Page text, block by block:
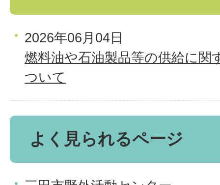
2026年06月04日
燃料油や石油製品等の供給に関
ついて
よく見られるページ